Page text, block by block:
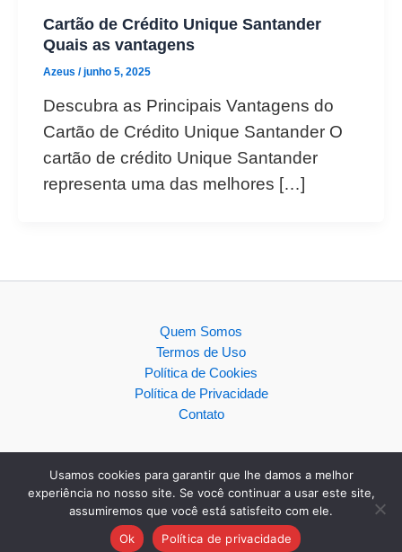
Cartão de Crédito Unique Santander
Quais as vantagens
Azeus /junho 5, 2025
Descubra as Principais Vantagens do
Cartão de Crédito Unique Santander O
cartão de crédito Unique Santander
representa uma das melhores […]
Quem Somos
Termos de Uso
Política de Cookies
Política de Privacidade
Contato
Copyright © 2026
Usamos cookies para garantir que lhe damos a melhor
experiência no nosso site. Se você continuar a usar este site,
assumiremos que você está satisfeito com ele.
Ok
Política de privacidade